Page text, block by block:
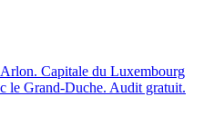
Capitale du Luxembourg
le Grand-Duche. Audit gratuit.